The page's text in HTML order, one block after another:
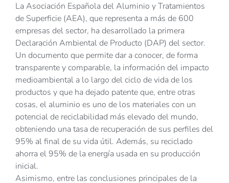
La Asociación Española del Aluminio y Tratamientos
de Superficie (AEA), que representa a más de 600
empresas del sector, ha desarrollado la primera
Declaración Ambiental de Producto (DAP) del sector.
Un documento que permite dar a conocer, de forma
transparente y comparable, la información del impacto
medioambiental a lo largo del ciclo de vida de los
productos y que ha dejado patente que, entre otras
cosas, el aluminio es uno de los materiales con un
potencial de reciclabilidad más elevado del mundo,
obteniendo una tasa de recuperación de sus perfiles del
95% al final de su vida útil. Además, su reciclado
ahorra el 95% de la energía usada en su producción
inicial.
Asimismo, entre las conclusiones principales de la